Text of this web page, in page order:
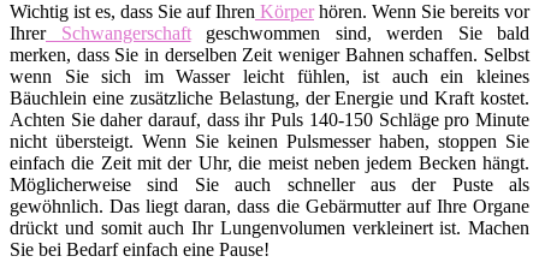
Wichtig ist es, dass Sie auf Ihren Körperhören. Wenn Sie bereits vor
IhrerSchwangerschaftgeschwommen sind, werden Sie bald
merken, dass Sie in derselben Zeit weniger Bahnen schaffen. Selbst
wenn Sie sich im Wasser leicht fühlen, ist auch ein kleines
Bäuchlein eine zusätzliche Belastung, der Energie und Kraft kostet.
Achten Sie daher darauf, dass ihr Puls 140-150 Schläge pro Minute
nicht übersteigt. Wenn Sie keinen Pulsmesser haben, stoppen Sie
einfach die Zeit mit der Uhr, die meist neben jedem Becken hängt.
Möglicherweise sind Sie auch schneller aus der Puste als
gewöhnlich. Das liegt daran, dass die Gebärmutter auf Ihre Organe
drückt und somit auch Ihr Lungenvolumen verkleinert ist. Machen
Sie bei Bedarf einfach eine Pause!